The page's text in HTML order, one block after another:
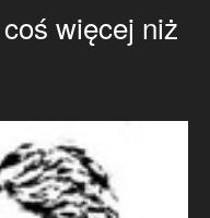
więcej niż